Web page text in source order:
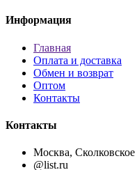
Информация
Главная
Оплата и доставка
Обмен и возврат
Оптом
Контакты
Контакты
Москва,
@list.ru